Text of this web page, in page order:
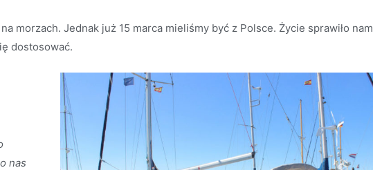
morzach. Jednak już 15 marca mieliśmy być z Polsce. Życie sprawiło nam
dostosować.
nas